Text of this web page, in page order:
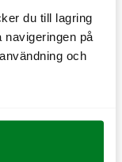
du till lagring
navigeringen på
och
i Åre.